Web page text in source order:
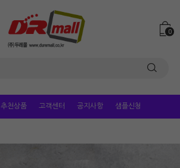
0
추천상품 고객센터 공지사항 샘플신청